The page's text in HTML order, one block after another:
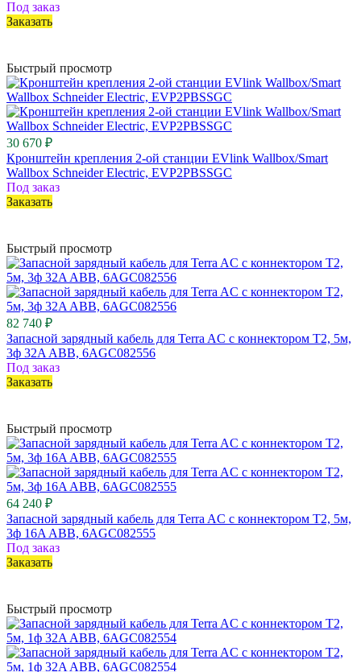
Под заказ
Заказать
Быстрый просмотр
30 670 ₽
Кронштейн крепления 2-ой станции EVlink Wallbox/Smart
Wallbox Schneider Electric, EVP2PBSSGC
Под заказ
Заказать
Быстрый просмотр
82 740 ₽
Запасной зарядный кабель для Terra AC с коннектором Т2, 5м,
3ф 32A ABB, 6AGC082556
Под заказ
Заказать
Быстрый просмотр
64 240 ₽
Запасной зарядный кабель для Terra AC с коннектором Т2, 5м,
3ф 16A ABB, 6AGC082555
Под заказ
Заказать
Быстрый просмотр